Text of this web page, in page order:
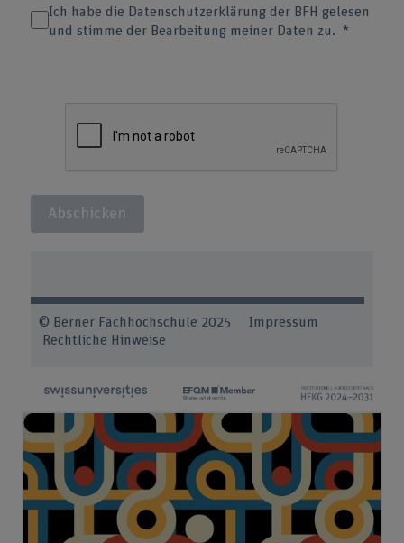
Ich habe die Datenschutzerklärung der BFH gelesen
und stimme der Bearbeitung meiner Daten zu.
Abschicken
© Berner Fachhochschule 2025 Impressum
Rechtliche Hinweise